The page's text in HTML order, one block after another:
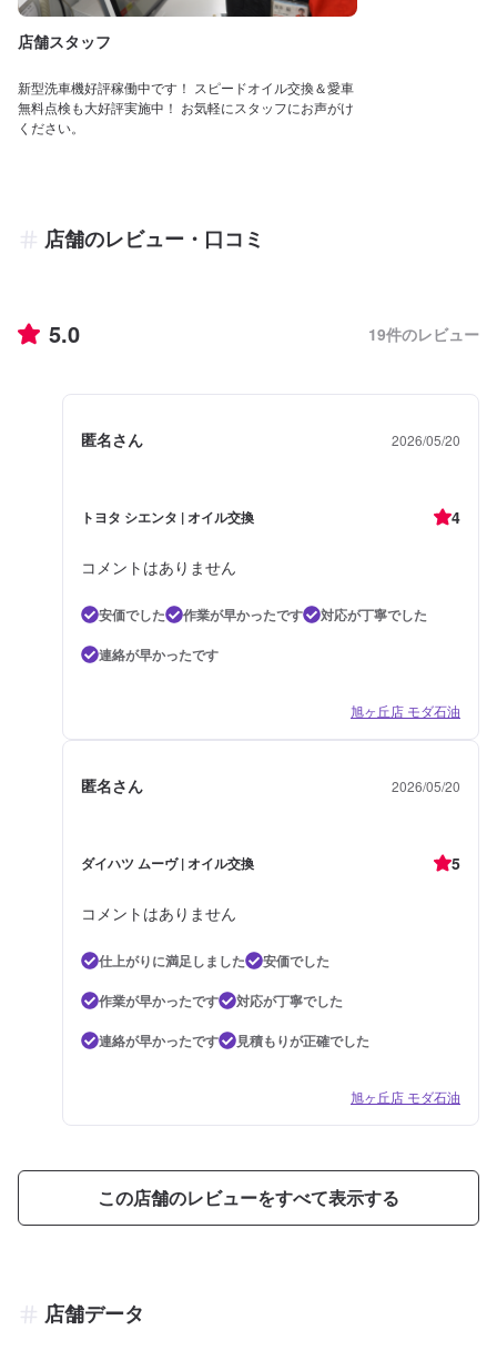
店舗スタッフ
新型洗車機好評稼働中です！ スピードオイル交換＆愛車
無料点検も大好評実施中！ お気軽にスタッフにお声がけ
ください。
店舗のレビュー・口コミ
5.0 19件のレビュー
匿名さん 2026/05/20
トヨタ シエンタ | オイル交換 4
コメントはありません
安価でした 作業が早かったです
対応が丁寧でした
連絡が早かったです
旭ヶ丘店 モダ石油
匿名さん 2026/05/20
ダイハツ ムーヴ | オイル交換 5
コメントはありません
仕上がりに満足しました
安価でした
作業が早かったです
対応が丁寧でした
連絡が早かったです
見積もりが正確でした
旭ヶ丘店 モダ石油
この店舗のレビューをすべて表示する
店舗データ